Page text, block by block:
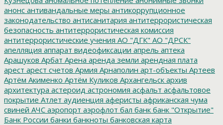
анонс антивандальные меры антикоррупционное
законодательство антисанитария антитеррористическая
безопасность антитеррористическая комиссия
антитеррористические учения АО "ДГК" АО "ДРСК"
апелляция аппарат видеофиксации апрель аптека
Арашуков Арбат Арена аренда земли арендная плата
арест арест счетов Армия Арнаполин арт-объекты Артеев
Артём Акименко Артём Куликов Архангельск архив
архитектура астероид астрономия асфальт асфальтовое
покрытие Атлет аудиенция аферисты африканская чума
свиней АЧС аэропорт аэрофлот бал банк банк "Открытие"
Банк России банки банкноты банковская карта